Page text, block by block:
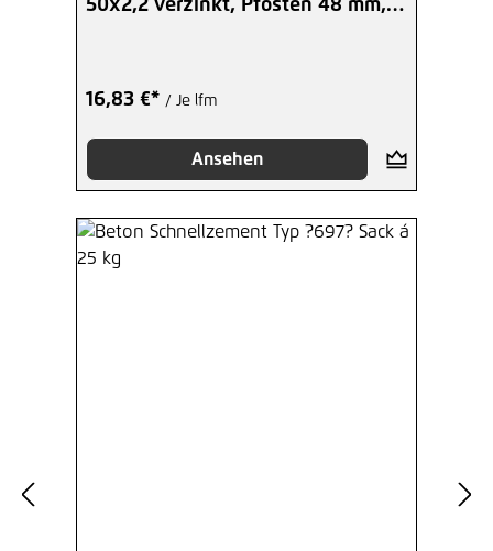
50x2,2 verzinkt, Pfosten 48 mm,
16,83 €* / Je lfm
Ansehen